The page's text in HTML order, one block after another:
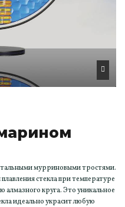
мурриновыми тростями.
стекла при температуре
круга. Это уникальное
идеально украсит любую